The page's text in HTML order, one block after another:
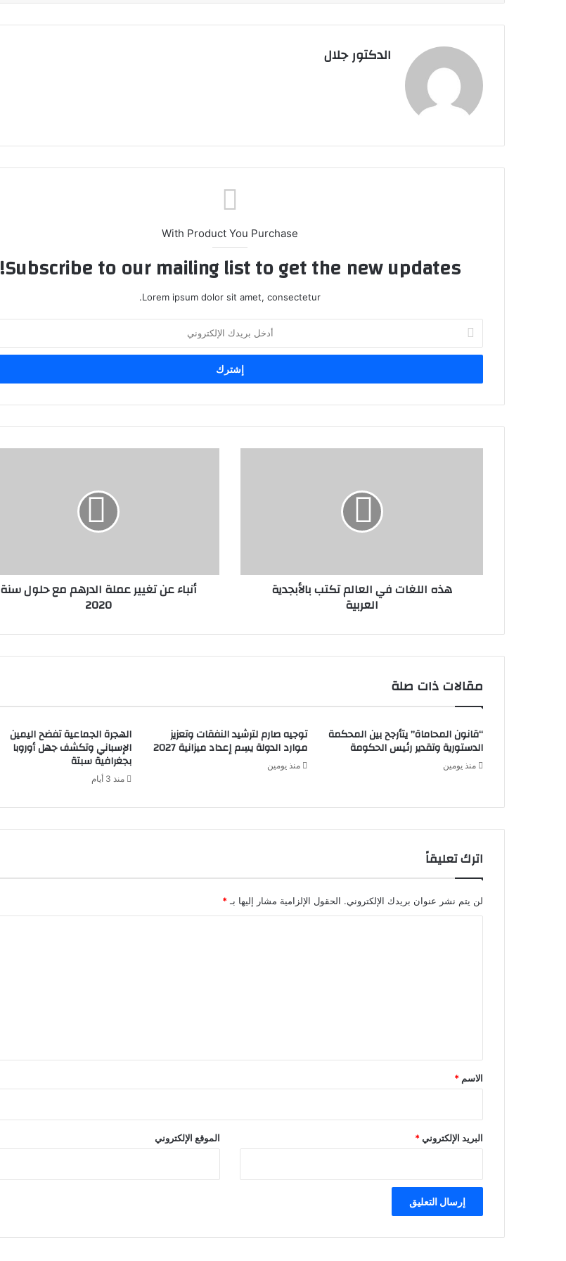
الدكتور جلال
With Product You Purchase
Subscribe to our mailing list to get the new updates!
Lorem ipsum dolor sit amet, consectetur.
أدخل
بريدك
الإلكتروني
هذه اللغات في العالم تكتب بالأبجدية
العربية
أنباء عن تغيير عملة الدرهم مع حلول سنة
2020
مقالات ذات صلة
“قانون المحاماة” يتأرجح بين المحكمة
الدستورية وتقدير رئيس الحكومة
منذ يومين
توجيه صارم لترشيد النفقات وتعزيز
موارد الدولة يسِم إعداد ميزانية 2027
منذ يومين
الهجرة الجماعية تفضح اليمين
الإسباني وتكشف جهل أوروبا
بجغرافية سبتة
منذ 3 أيام
اترك تعليقاً
لن يتم نشر عنوان بريدك الإلكتروني. الحقول الإلزامية مشار إليها بـ*
*
الاسم *
البريد الإلكتروني* الموقع الإلكتروني